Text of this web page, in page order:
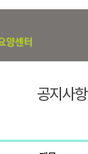
공지사항